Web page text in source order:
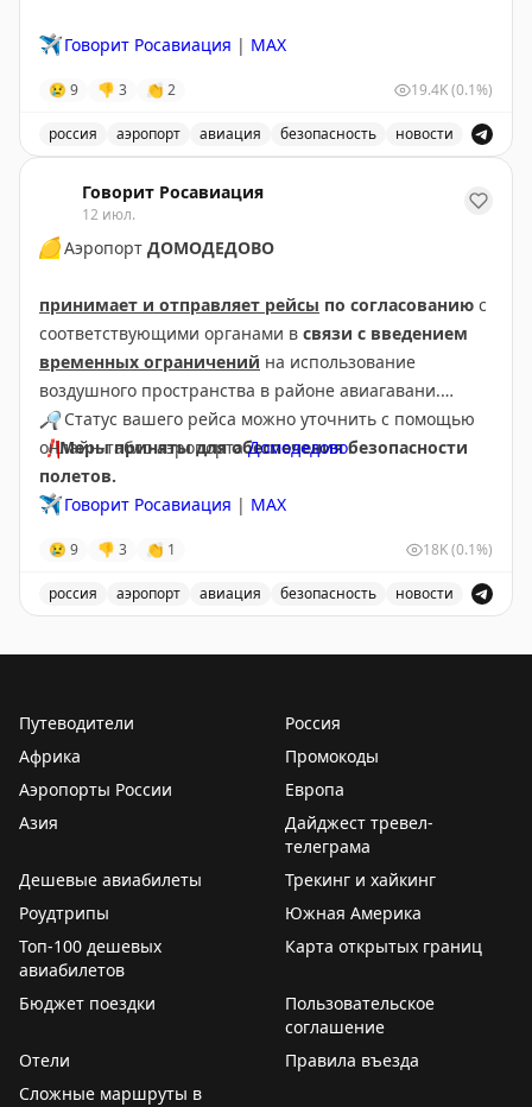
✈️ Говорит Росавиация | MAX
😢 9 👎 3 👏 2 19.4K(0.1%)
россия аэропорт авиация безопасность новости
Говорит Росавиация
12 июл.
🟡Аэропорт ДОМОДЕДОВО
принимает и отправляет рейсы по согласованию с
соответствующими органами в связи с введением
временных ограничений на использование
воздушного пространства в районе авиагавани.
❗️Меры приняты для обеспечения безопасности
полетов.
🔎Статус вашего рейса можно уточнить с помощью
онлайн-табло аэропортаДомодедово.
✈️ Говорит Росавиация | МАХ
😢 9 👎 3 👏 1 18K(0.1%)
россия аэропорт авиация безопасность новости
Путеводители
Россия
Африка
Промокоды
Аэропорты России
Европа
Азия
Дайджест тревел-
телеграма
Дешевые авиабилеты
Трекинг и хайкинг
Роудтрипы
Южная Америка
Топ-100 дешевых
авиабилетов
Карта открытых границ
Бюджет поездки
Пользовательское
соглашение
Отели
Правила въезда
Сложные маршруты в